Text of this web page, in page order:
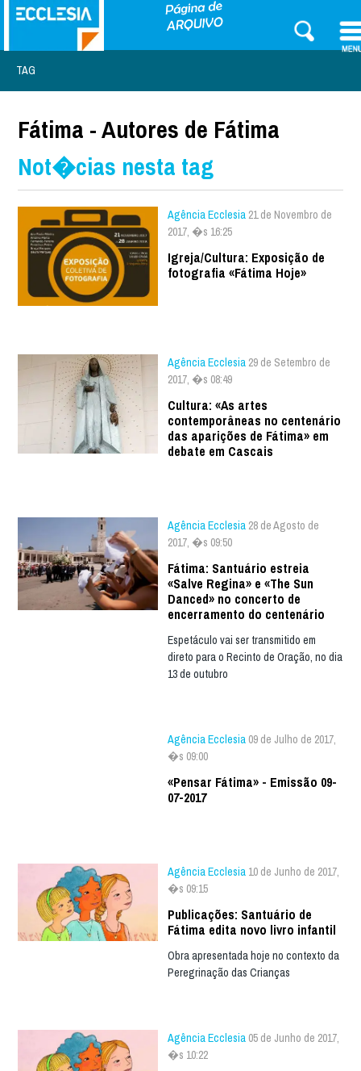
TAG
Fátima - Autores de Fátima
Not�cias nesta tag
Agência Ecclesia 21 de Novembro de
2017, �s 16:25
Igreja/Cultura: Exposição de
fotografia «Fátima Hoje»
Agência Ecclesia 29 de Setembro de
2017, �s 08:49
Cultura: «As artes
contemporâneas no centenário
das aparições de Fátima» em
debate em Cascais
Agência Ecclesia 28 de Agosto de
2017, �s 09:50
Fátima: Santuário estreia
«Salve Regina» e «The Sun
Danced» no concerto de
encerramento do centenário
Espetáculo vai ser transmitido em
direto para o Recinto de Oração, no dia
13 de outubro
Agência Ecclesia 09 de Julho de 2017,
�s 09:00
«Pensar Fátima» - Emissão 09-
07-2017
Agência Ecclesia 10 de Junho de 2017,
�s 09:15
Publicações: Santuário de
Fátima edita novo livro infantil
Obra apresentada hoje no contexto da
Peregrinação das Crianças
Agência Ecclesia 05 de Junho de 2017,
�s 10:22